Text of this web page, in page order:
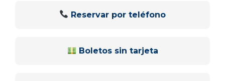
Reservar por teléfono
Boletos sin tarjeta